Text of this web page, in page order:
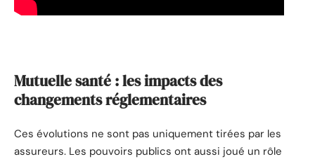
Mutuelle santé : les impacts des
changements réglementaires
Ces évolutions ne sont pas uniquement tirées par les
assureurs. Les pouvoirs publics ont aussi joué un rôle